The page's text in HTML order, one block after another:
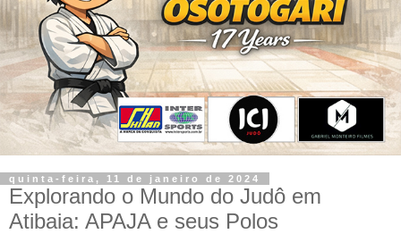
quinta-feira, 11 de janeiro de 2024
Explorando o Mundo do Judô em
Atibaia: APAJA e seus Polos